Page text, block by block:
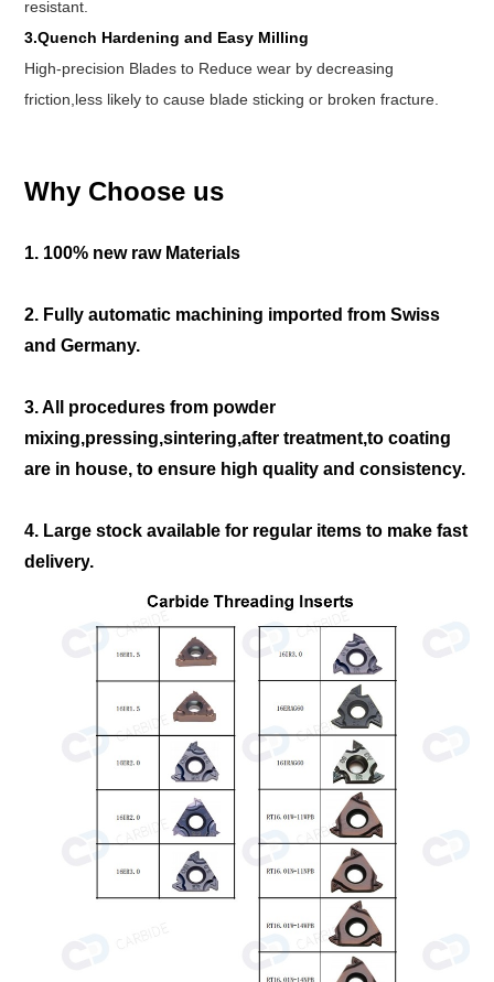
resistant.
3.Quench Hardening and Easy Milling
High-precision Blades to Reduce wear by decreasing
friction,less likely to cause blade sticking or broken fracture.
Why Choose us
1. 100% new raw Materials
2. Fully automatic machining imported from Swiss
and Germany.
mixing,pressing,sintering,after treatment,to coating
4. Large stock available for regular items to make fast
delivery.